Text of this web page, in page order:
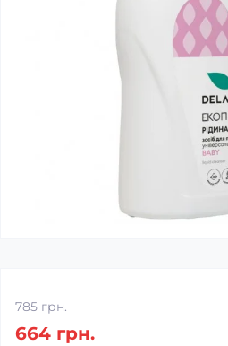
785 грн.
664 грн.